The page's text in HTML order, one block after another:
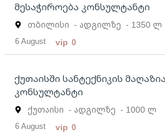
მესაჭიროება კონსულტანტი
თბილისი - ადგილზე - 1350 ლ
6 August vip 0
ქუთაისში სანტექნიკის
კონსულტანტი
ქუთაისი - ადგილზე - 1000 ლ
6 August vip 0